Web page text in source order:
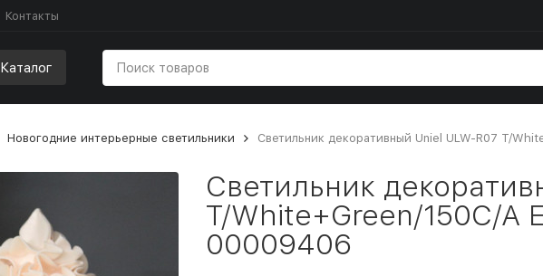
Контакты
Каталог
Новогодние интерьерные светильники Светильник декоративный Uniel ULW-R07 T/
Светильник
T/White+Green/150C/A
00009406